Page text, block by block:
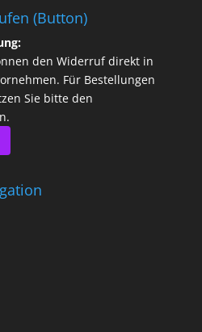
(Button)
den Widerruf direkt in
Für Bestellungen
Sie bitte den